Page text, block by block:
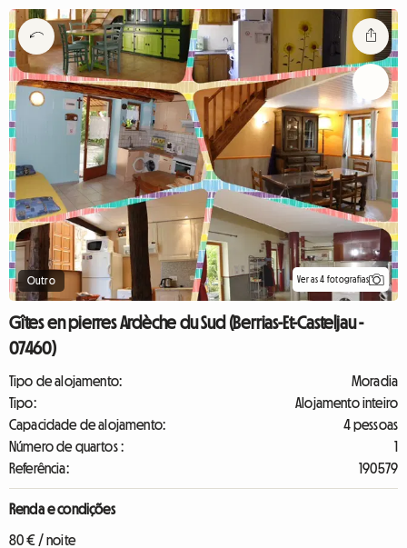
Outro Ver as 4 fotografias
Gîtes en pierres Ardèche du Sud (Berrias-Et-Casteljau -
07460)
Tipo de alojamento:
Moradia
Tipo:
Alojamento inteiro
Capacidade de alojamento:
4 pessoas
Número de quartos :
1
Referência:
190579
Renda e condições
80 € / noite